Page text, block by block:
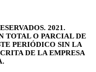
2021.
TOTAL O PARCIAL DE
PERIÓDICO SIN LA
DE LA EMPRESA